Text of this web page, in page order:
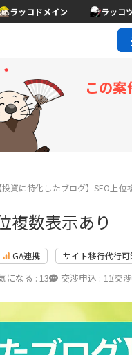
ラッコドメイン ラッコ
この案
【投資に特化したブログ】SEO上位
複数表示あり
GA連携 サイト移行代行可
になる : 13 交渉申込 : 11
（交渉